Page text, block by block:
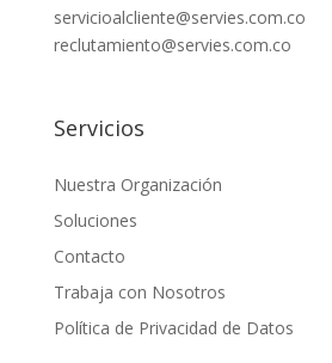
servicioalcliente@servies.com.co
reclutamiento@servies.com.co
Servicios
Nuestra Organización
Soluciones
Contacto
Trabaja con Nosotros
Política de Privacidad de Datos